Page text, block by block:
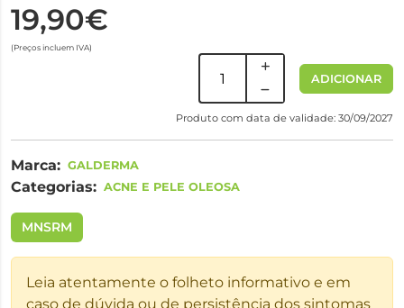
19,90€
(Preços incluem IVA)
ADICIONAR
Produto com data de validade: 30/09/2027
Marca: GALDERMA
Categorias: ACNE E PELE OLEOSA
MNSRM
Leia atentamente o folheto informativo e em
caso de dúvida ou de persistência dos sintomas